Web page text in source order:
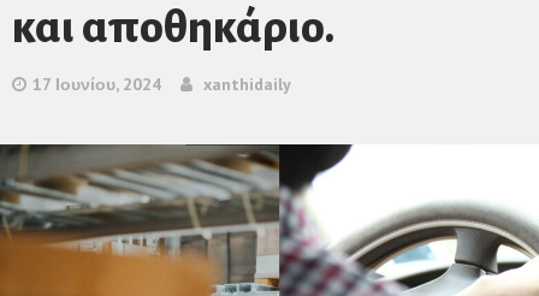
και αποθηκάριο.
17 Ιουνίου, 2024 xanthidaily